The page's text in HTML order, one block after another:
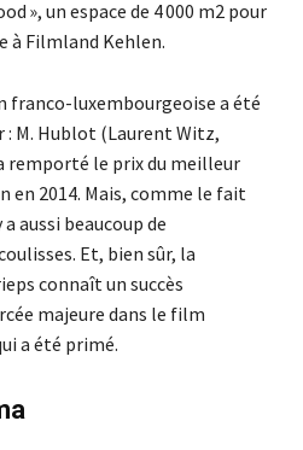
», un espace de 4 000 m2 pour
à Filmland Kehlen.
franco-luxembourgeoise a été
: M. Hublot (Laurent Witz,
remporté le prix du meilleur
en 2014. Mais, comme le fait
aussi beaucoup de
Et, bien sûr, la
connaît un succès
majeure dans le film
a été primé.